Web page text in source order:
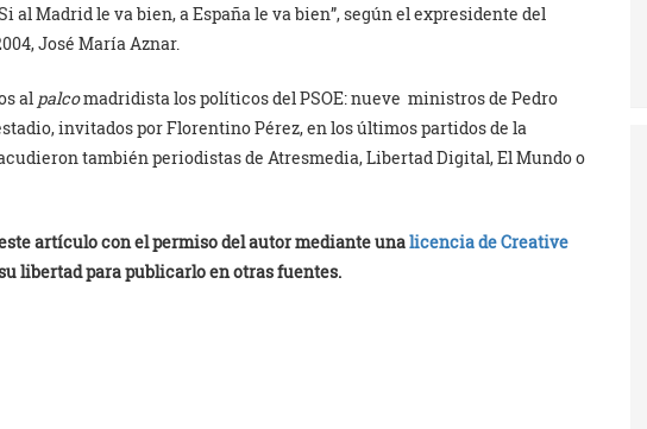
al Madrid le va bien, a España le va bien”, según el expresidente del
José María Aznar.
al palcomadridista los políticos del PSOE: nueve ministros de Pedro
invitados por Florentino Pérez, en los últimos partidos de la
también periodistas de Atresmedia, Libertad Digital, El Mundo o
artículo con el permiso del autor mediante unalicencia de Creative
libertad para publicarlo en otras fuentes.